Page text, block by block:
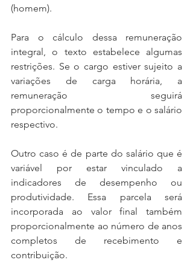
(homem).
Para o cálculo dessa remuneração
integral, o texto estabelece algumas
restrições. Se o cargo estiver sujeito a
variações de carga horária, a
remuneração seguirá
proporcionalmente o tempo e o salário
respectivo.
Outro caso é de parte do salário que é
variável por estar vinculado a
indicadores de desempenho ou
produtividade. Essa parcela será
incorporada ao valor final também
proporcionalmente ao número de anos
completos de recebimento e
contribuição.